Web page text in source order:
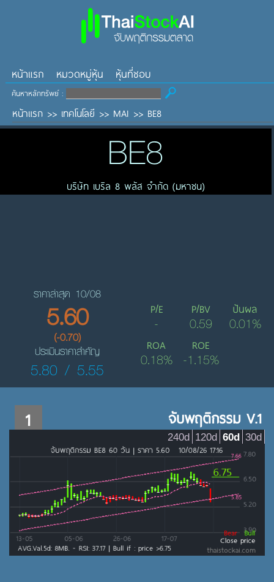
หน้าแรก หมวดหมู่หุ้น หุ้นที่ชอบ
ค้นหาหลักทรัพย์ :
หน้าแรก >> เทคโนโลยี >> MAI >> BE8
BE8
บริษัท เบริล 8 พลัส จำกัด (มหาชน)
ราคาล่าสุด 10/08
5.60
(-0.70)
ประเมินราคาสำคัญ
5.80 / 5.55
P/E
-
P/BV
0.59
ปันผล
0.01%
ROA
0.18%
ROE
-1.15%
1 จับพฤติกรรม V.1
30d
60d
120d
240d